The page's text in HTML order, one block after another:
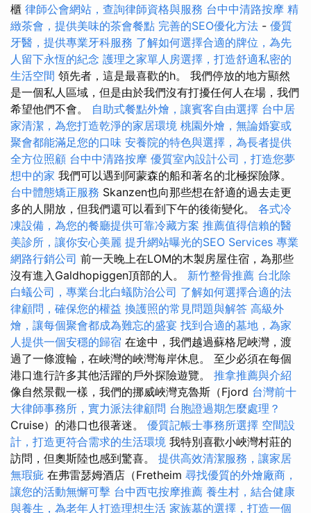
櫃 律師公會網站，查詢律師資格與服務 台中中清路按摩 精
緻茶會，提供美味的茶會餐點 完善的SEO優化方法 - 優質
牙醫，提供專業牙科服務 了解如何選擇合適的牌位，為先
人留下永恆的紀念 護理之家單人房選擇，打造舒適私密的
生活空間 領先者，這是最喜歡的h。 我們停放的地方顯然
是一個私人區域，但是由於我們沒有打擾任何人在場，我們
希望他們不會。 自助式餐點外燴，讓賓客自由選擇 台中居
家清潔，為您打造乾淨的家居環境 桃園外燴，無論婚宴或
聚會都能滿足您的口味 安養院的特色與選擇，為長者提供
全方位照顧 台中中清路按摩 優質室內設計公司，打造您夢
想中的家 我們可以遇到阿蒙森的船和著名的北極探險隊。
台中體態矯正服務 Skanzen也向那些想在舒適的過去走更
多的人開放，但我們還可以看到下午的後衛變化。 各式冷
凍設備，為您的餐廳提供可靠冷藏方案 推薦值得信賴的醫
美診所，讓你安心美麗 提升網站曝光的SEO Services 專業
網路行銷公司 前一天晚上在LOM的木製房屋住宿，為那些
沒有進入Galdhopiggen頂部的人。 新竹整骨推薦 台北除
白蟻公司，專業台北白蟻防治公司 了解如何選擇合適的法
律顧問，確保您的權益 換護照的常見問題與解答 高級外
燴，讓每個聚會都成為難忘的盛宴 找到合適的墓地，為家
人提供一個安穩的歸宿 在途中，我們越過蘇格尼峽灣，渡
過了一條渡輪，在峽灣的峽灣海岸休息。 至少必須在每個
港口進行許多其他活躍的戶外探險遊覽。 推拿推薦與介紹
像自然景觀一樣，我們的挪威峽灣克魯斯（Fjord 台灣前十
大律師事務所，實力派法律顧問 台胞證過期怎麼處理？
Cruise）的港口也很著迷。 優質記帳士事務所選擇 空間設
計，打造更符合需求的生活環境 我特別喜歡小峽灣村莊的
訪問，但奧斯陸也感到驚喜。 提供高效清潔服務，讓家居
無瑕疵 在弗雷瑟姆酒店（Fretheim 尋找優質的外燴廠商，
讓您的活動無懈可擊 台中西屯按摩推薦 養生村，結合健康
與養生，為老年人打造理想生活 家族墓的選擇，打造一個